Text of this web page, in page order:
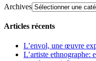
Archives
Articles récents
L’envol, une œuvre
L’artiste ethnographe: